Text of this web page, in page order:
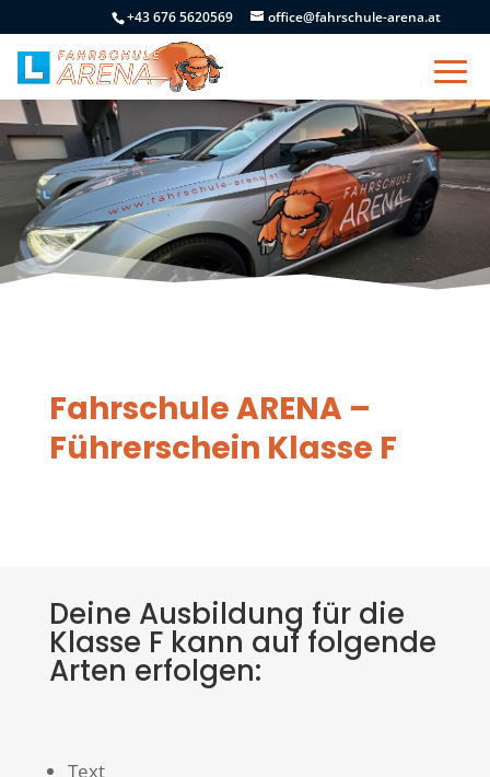
+43 676 5620569 office@fahrschule-arena.at
Fahrschule ARENA –
Führerschein Klasse F
Deine Ausbildung für die
Klasse F kann auf folgende
Arten erfolgen:
Text